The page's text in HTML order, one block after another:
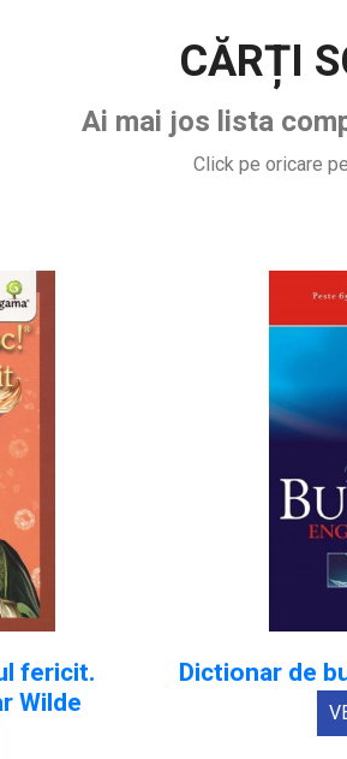
CĂRȚI
Ai mai jos lista
Click pe oricare
fericit.
Wilde
Dictionar de